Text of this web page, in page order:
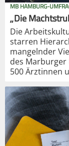
MB HAMBURG-
„Die
Die
starren
mangelnder
des Marburger
500 Ärztinnen